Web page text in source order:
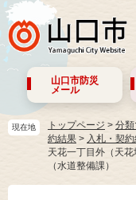
山口市防災
メール
現在地 トップページ > 分
約結果 > 入札・契約
天花一丁目外（天
（水道整備課）